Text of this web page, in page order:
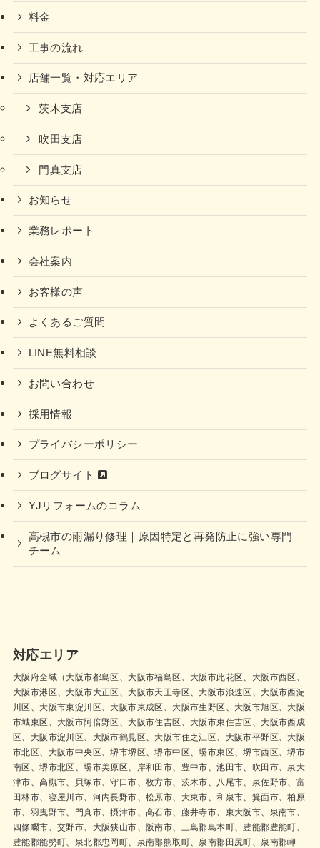
料金
工事の流れ
店舗一覧・対応エリア
茨木支店
吹田支店
門真支店
お知らせ
業務レポート
会社案内
お客様の声
よくあるご質問
LINE無料相談
お問い合わせ
採用情報
プライバシーポリシー
ブログサイト
YJリフォームのコラム
高槻市の雨漏り修理｜原因特定と再発防止に強い専門
チーム
対応エリア
大阪府全域（大阪市都島区、大阪市福島区、大阪市此花区、大阪市西区、
大阪市港区、大阪市大正区、大阪市天王寺区、大阪市浪速区、大阪市西淀
川区、大阪市東淀川区、大阪市東成区、大阪市生野区、大阪市旭区、大阪
市城東区、大阪市阿倍野区、大阪市住吉区、大阪市東住吉区、大阪市西成
区、大阪市淀川区、大阪市鶴見区、大阪市住之江区、大阪市平野区、大阪
市北区、大阪市中央区、堺市堺区、堺市中区、堺市東区、堺市西区、堺市
南区、堺市北区、堺市美原区、岸和田市、豊中市、池田市、吹田市、泉大
津市、高槻市、貝塚市、守口市、枚方市、茨木市、八尾市、泉佐野市、富
田林市、寝屋川市、河内長野市、松原市、大東市、和泉市、箕面市、柏原
市、羽曳野市、門真市、摂津市、高石市、藤井寺市、東大阪市、泉南市、
四條畷市、交野市、大阪狭山市、阪南市、三島郡島本町、豊能郡豊能町、
豊能郡能勢町、泉北郡忠岡町、泉南郡熊取町、泉南郡田尻町、泉南郡岬